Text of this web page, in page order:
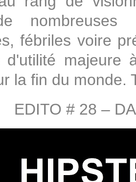
nombreuses
fébriles voire
d'utilité majeure
la fin du monde.
EDITO # 28 –